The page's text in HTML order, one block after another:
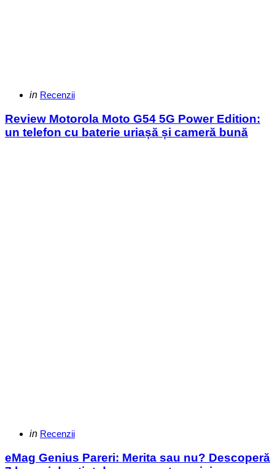
Categories
Posted
in Recenzii
Review Motorola Moto G54 5G Power Edition:
un telefon cu baterie uriașă și cameră bună
Categories
Posted
in Recenzii
eMag Genius Pareri: Merita sau nu? Descoperă